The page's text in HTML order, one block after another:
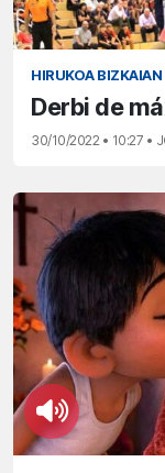
HIRUKOA BIZKAIAN
Derbi de
30/10/2022 • 10:27 •